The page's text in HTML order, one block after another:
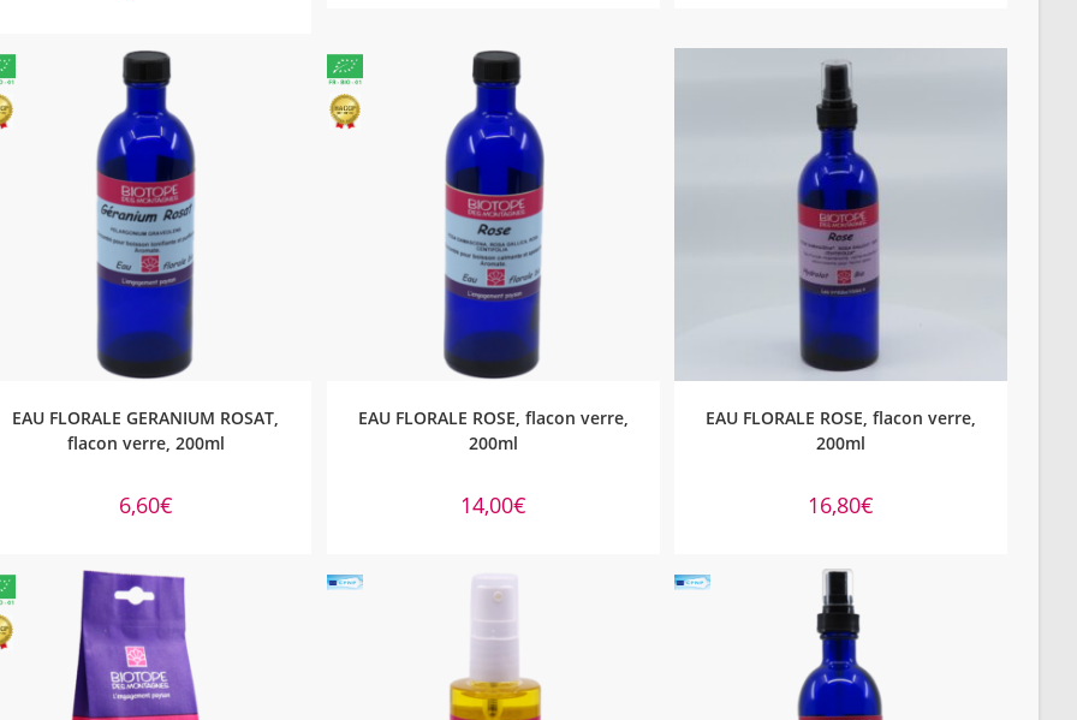
EAU FLORALE GERANIUM ROSAT,
flacon verre, 200ml
6,60€
EAU FLORALE ROSE, flacon verre,
200ml
14,00€
EAU FLORALE ROSE, flacon verre,
200ml
16,80€